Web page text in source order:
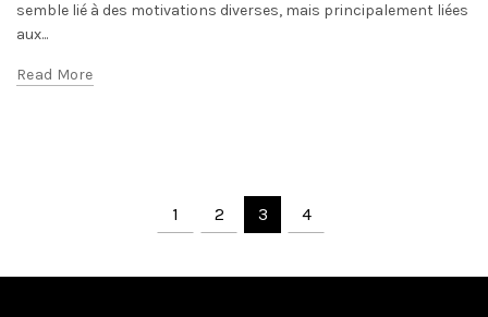
semble lié à des motivations diverses, mais principalement liées
aux...
Read More
1 2 3 4